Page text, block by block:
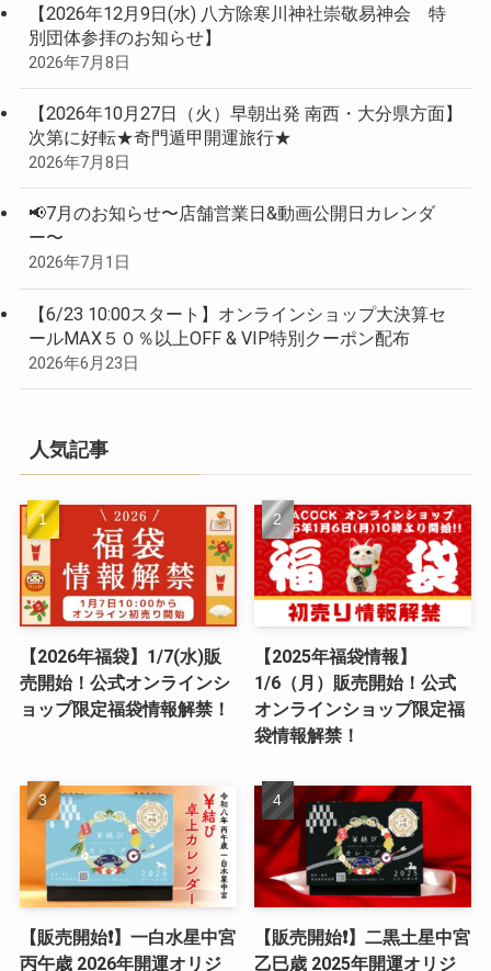
【2026年12月9日(水) 八方除寒川神社崇敬易神会 特
別団体参拝のお知らせ】
2026年7月8日
【2026年10月27日（火）早朝出発 南西・大分県方面】
次第に好転★奇門遁甲開運旅行★
2026年7月8日
📢7月のお知らせ〜店舗営業日&動画公開日カレンダ
ー〜
2026年7月1日
【6/23 10:00スタート】オンラインショップ大決算セ
ールMAX５０％以上OFF & VIP特別クーポン配布
2026年6月23日
人気記事
【2026年福袋】1/7(水)販
売開始！公式オンラインシ
ョップ限定福袋情報解禁！
【2025年福袋情報】
1/6（月）販売開始！公式
オンラインショップ限定福
袋情報解禁！
【販売開始❗️】一白水星中宮
丙午歳 2026年開運オリジ
【販売開始❗️】二黒土星中宮
乙巳歳 2025年開運オリジ